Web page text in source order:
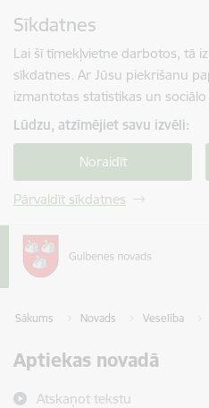
Sīkdatnes
Lai šī tīmekļvietne darbotos, tā
sīkdatnes. Ar Jūsu piekrišanu
izmantotas statistikas un
Lūdzu, atzīmējiet savu izvēli:
Noraidīt
Pārvaldīt sīkdatnes
Sākums Novads Veselība
Aptiekas novadā
Atskaņot tekstu